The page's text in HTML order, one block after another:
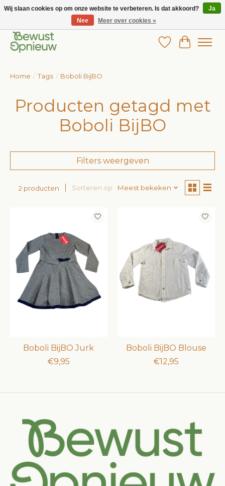
Wij bieden het grootste aanbod in betaalbare kinderkleding!
Verlanglijst
Home / Tags / Boboli BijBO
Producten getagd met
Boboli BijBO
Filters weergeven
2 producten Sorteren op Meest bekeken
Boboli BijBO Jurk
€9,95
Boboli BijBO Blouse
€12,95
Wij slaan cookies op om onze website te verbeteren. Is dat akkoord?
Ja
Nee
Meer over cookies »